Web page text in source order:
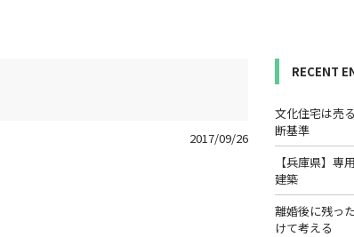
2017/09/26
RECENT
文化住宅は売
断基準
【兵庫県】
建築
離婚後に残っ
けて考える